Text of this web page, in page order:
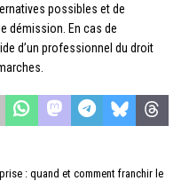
possibles et de
démission. En cas de
d’un professionnel du droit
: quand et comment franchir le